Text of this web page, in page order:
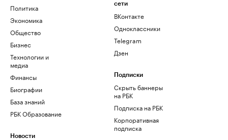
Политика
Экономика
Общество
Бизнес
Технологии и
медиа
Финансы
Биографии
База знаний
РБК Образование
Новости
сети
ВКонтакте
Одноклассники
Telegram
Дзен
Подписки
Скрыть баннеры
на РБК
Подписка на РБК
Корпоративная
подписка